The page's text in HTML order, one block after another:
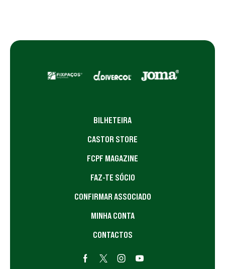
BILHETEIRA
CASTOR STORE
FCPF MAGAZINE
FAZ-TE SÓCIO
CONFIRMAR ASSOCIADO
MINHA CONTA
CONTACTOS